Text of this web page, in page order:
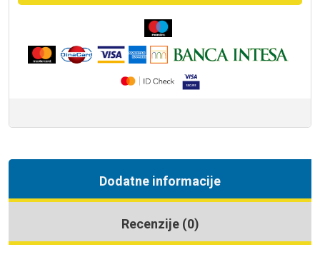
Dodatne informacije
Recenzije (0)